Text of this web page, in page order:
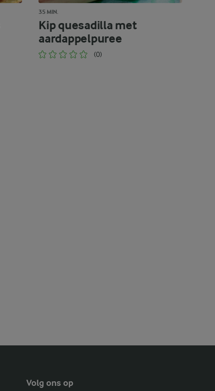
35 MIN.
Kip quesadilla met
aardappelpuree
(0)
Volg ons op